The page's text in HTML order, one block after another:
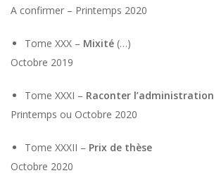
A confirmer – Printemps 2020
Tome XXX – Mixité (…)
Octobre 2019
Tome XXXI – Raconter l’administration
Printemps ou Octobre 2020
Tome XXXII – Prix de thèse
Octobre 2020